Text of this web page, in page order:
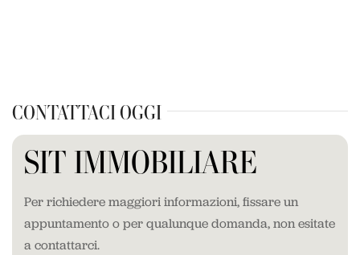
CONTATTACI OGGI
SIT IMMOBILIARE
Per richiedere maggiori informazioni, fissare un
appuntamento o per qualunque domanda, non esitate
a contattarci.